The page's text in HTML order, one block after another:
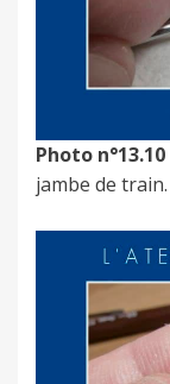
Photo n°13.10
jambe de train.